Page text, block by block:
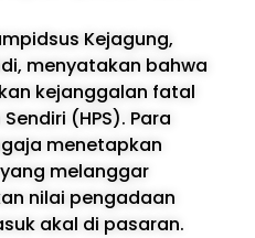
Kejagung,
menyatakan bahwa
kejanggalan fatal
(HPS). Para
menetapkan
melanggar
nilai pengadaan
akal di pasaran.